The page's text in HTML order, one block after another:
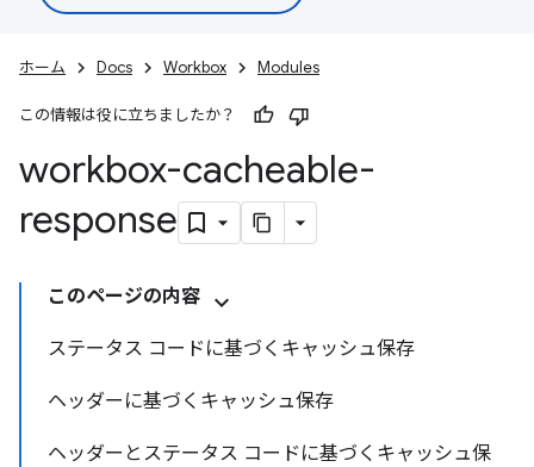
ホーム Docs Workbox Modules
この情報は役に立ちましたか？
workbox-cacheable-
response
このページの内容
ステータス コードに基づくキャッシュ保存
ヘッダーに基づくキャッシュ保存
ヘッダーとステータス コードに基づくキャッシュ保